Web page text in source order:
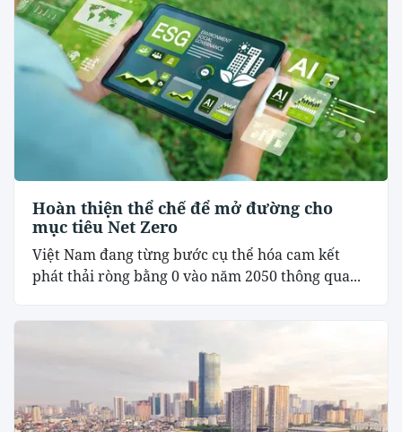
Hoàn thiện thể chế để mở đường cho
mục tiêu Net Zero
Việt Nam đang từng bước cụ thể hóa cam kết
phát thải ròng bằng 0 vào năm 2050 thông qua...